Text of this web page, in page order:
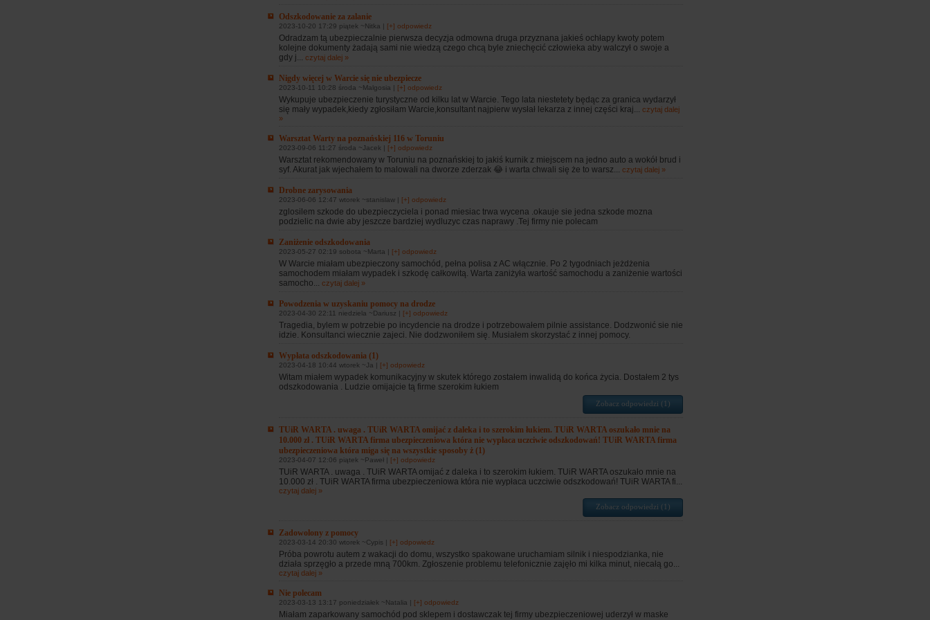
Odszkodowanie za zalanie
2023-10-20 17:29 piątek ~Nitka | [+] odpowiedz
Odradzam tą ubezpieczalnie pierwsza decyzja odmowna druga przyznana jakieś ochłapy kwoty potem
kolejne dokumenty żadają sami nie wiedzą czego chcą byle zniechęcić człowieka aby walczył o swoje a
gdy j... czytaj dalej »
Nigdy więcej w Warcie się nie ubezpiecze
2023-10-11 10:28 środa ~Malgosia | [+] odpowiedz
Wykupuje ubezpieczenie turystyczne od kilku lat w Warcie. Tego lata niestetety będąc za granica wydarzył
się mały wypadek,kiedy zgłosiłam Warcie,konsultant najpierw wysłał lekarza z innej części kraj... czytaj dalej
»
Warsztat Warty na poznańskiej 116 w Toruniu
2023-09-06 11:27 środa ~Jacek | [+] odpowiedz
Warsztat rekomendowany w Toruniu na poznańskiej to jakiś kurnik z miejscem na jedno auto a wokół brud i
syf. Akurat jak wjechałem to malowali na dworze zderzak 😂 i warta chwali się że to warsz... czytaj dalej »
Drobne zarysowania
2023-06-06 12:47 wtorek ~stanislaw | [+] odpowiedz
zglosilem szkode do ubezpieczyciela i ponad miesiac trwa wycena .okauje sie jedna szkode mozna
podzielic na dwie aby jeszcze bardziej wydluzyc czas naprawy .Tej firmy nie polecam
Zaniżenie odszkodowania
2023-05-27 02:19 sobota ~Marta | [+] odpowiedz
W Warcie miałam ubezpieczony samochód, pełna polisa z AC włącznie. Po 2 tygodniach jeżdżenia
samochodem miałam wypadek i szkodę całkowitą. Warta zaniżyła wartość samochodu a zaniżenie wartości
samocho... czytaj dalej »
Powodzenia w uzyskaniu pomocy na drodze
2023-04-30 22:11 niedziela ~Dariusz | [+] odpowiedz
Tragedia, bylem w potrzebie po incydencie na drodze i potrzebowałem pilnie assistance. Dodzwonić sie nie
idzie. Konsultanci wiecznie zajeci. Nie dodzwoniłem się. Musiałem skorzystać z innej pomocy.
Wypłata odszkodowania (1)
2023-04-18 10:44 wtorek ~Ja | [+] odpowiedz
Witam miałem wypadek komunikacyjny w skutek którego zostałem inwalidą do końca życia. Dostałem 2 tys
odszkodowania . Ludzie omijajcie tą firme szerokim łukiem
Zobacz odpowiedzi (1)
TUiR WARTA . uwaga . TUiR WARTA omijać z daleka i to szerokim łukiem. TUiR WARTA oszukało mnie na
10.000 zł . TUiR WARTA firma ubezpieczeniowa która nie wypłaca uczciwie odszkodowań! TUiR WARTA firma
ubezpieczeniowa która miga się na wszystkie sposoby ż (1)
2023-04-07 12:06 piątek ~Paweł | [+] odpowiedz
TUiR WARTA . uwaga . TUiR WARTA omijać z daleka i to szerokim łukiem. TUiR WARTA oszukało mnie na
10.000 zł . TUiR WARTA firma ubezpieczeniowa która nie wypłaca uczciwie odszkodowań! TUiR WARTA fi...
czytaj dalej »
Zobacz odpowiedzi (1)
Zadowolony z pomocy
2023-03-14 20:30 wtorek ~Cypis | [+] odpowiedz
Próba powrotu autem z wakacji do domu, wszystko spakowane uruchamiam silnik i niespodzianka, nie
działa sprzęgło a przede mną 700km. Zgłoszenie problemu telefonicznie zajęło mi kilka minut, niecałą go...
czytaj dalej »
Nie polecam
2023-03-13 13:17 poniedziałek ~Natalia | [+] odpowiedz
Miałam zaparkowany samochód pod sklepem i dostawczak tej firmy ubezpieczeniowej uderzył w maske